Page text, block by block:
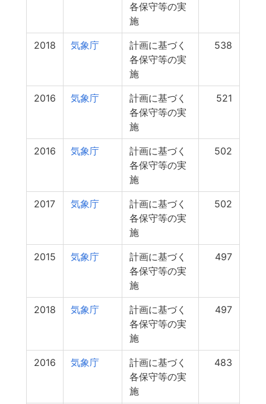
各保守等の実
施
2018 気象庁
計画に基づく
各保守等の実
施
538
2016 気象庁
計画に基づく
各保守等の実
施
521
2016 気象庁
計画に基づく
各保守等の実
施
502
2017 気象庁
計画に基づく
各保守等の実
施
502
2015 気象庁
計画に基づく
各保守等の実
施
497
2018 気象庁
計画に基づく
各保守等の実
施
497
2016 気象庁
計画に基づく
各保守等の実
施
483